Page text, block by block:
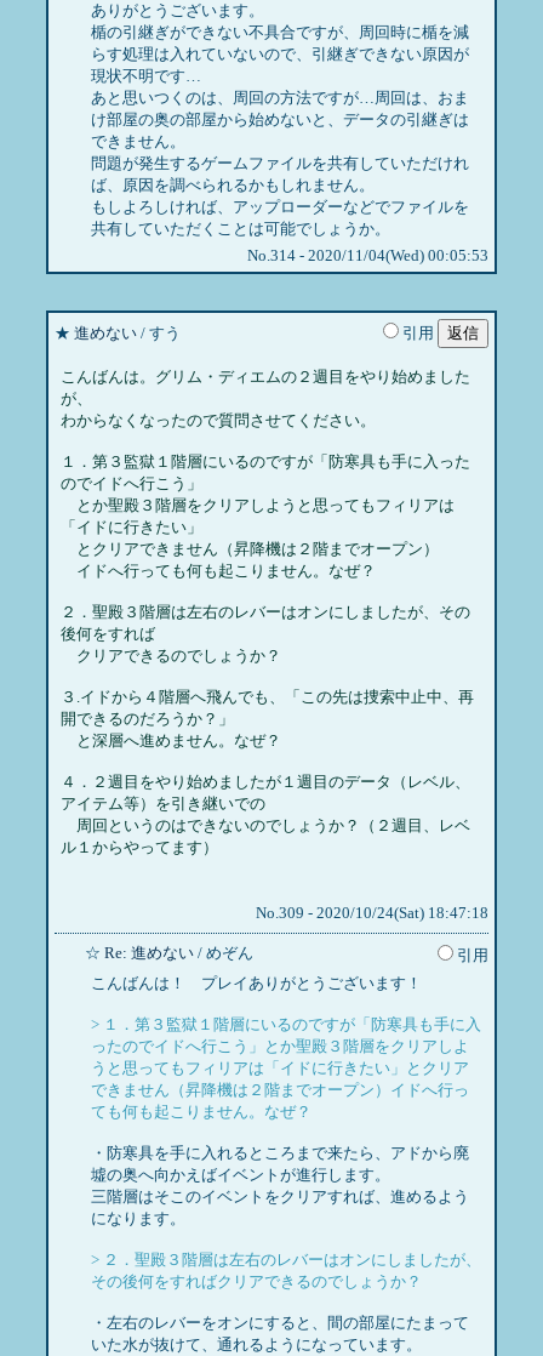
ありがとうございます。
楯の引継ぎができない不具合ですが、周回時に楯を減
らす処理は入れていないので、引継ぎできない原因が
現状不明です…
あと思いつくのは、周回の方法ですが…周回は、おま
け部屋の奥の部屋から始めないと、データの引継ぎは
できません。
問題が発生するゲームファイルを共有していただけれ
ば、原因を調べられるかもしれません。
もしよろしければ、アップローダーなどでファイルを
共有していただくことは可能でしょうか。
No.314 - 2020/11/04(Wed) 00:05:53
★ 進めない / すう 引用
こんばんは。グリム・ディエムの２週目をやり始めました
が、
わからなくなったので質問させてください。
１．第３監獄１階層にいるのですが「防寒具も手に入った
のでイドへ行こう」
とか聖殿３階層をクリアしようと思ってもフィリアは
「イドに行きたい」
とクリアできません（昇降機は２階までオープン）
イドへ行っても何も起こりません。なぜ？
２．聖殿３階層は左右のレバーはオンにしましたが、その
後何をすれば
クリアできるのでしょうか？
３.イドから４階層へ飛んでも、「この先は捜索中止中、再
開できるのだろうか？」
と深層へ進めません。なぜ？
４．２週目をやり始めましたが１週目のデータ（レベル、
アイテム等）を引き継いでの
周回というのはできないのでしょうか？（２週目、レベ
ル１からやってます）
No.309 - 2020/10/24(Sat) 18:47:18
☆ Re: 進めない / めぞん
引用
こんばんは！ プレイありがとうございます！
> １．第３監獄１階層にいるのですが「防寒具も手に入
ったのでイドへ行こう」とか聖殿３階層をクリアしよ
うと思ってもフィリアは「イドに行きたい」とクリア
できません（昇降機は２階までオープン）イドへ行っ
ても何も起こりません。なぜ？
・防寒具を手に入れるところまで来たら、アドから廃
墟の奥へ向かえばイベントが進行します。
三階層はそこのイベントをクリアすれば、進めるよう
になります。
> ２．聖殿３階層は左右のレバーはオンにしましたが、
その後何をすればクリアできるのでしょうか？
・左右のレバーをオンにすると、間の部屋にたまって
いた水が抜けて、通れるようになっています。